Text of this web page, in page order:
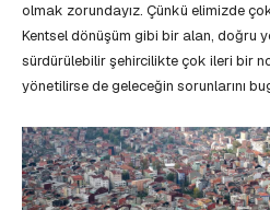
olmak zorundayız. Çünkü elimizde
Kentsel dönüşüm gibi bir alan, doğru
sürdürülebilir şehircilikte çok ileri bir
yönetilirse de geleceğin sorunlarını